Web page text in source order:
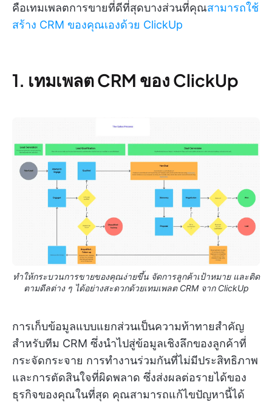
คือเทมเพลตการขายที่ดีที่สุดบางส่วนที่คุณสามารถใช้
สร้าง CRM ของคุณเองด้วย ClickUp
1. เทมเพลต CRM ของ ClickUp
ทำให้กระบวนการขายของคุณง่ายขึ้น จัดการลูกค้าเป้าหมาย และติด
ตามดีลต่าง ๆ ได้อย่างสะดวกด้วยเทมเพลต CRM จาก ClickUp
การเก็บข้อมูลแบบแยกส่วนเป็นความท้าทายสำคัญ
สำหรับทีม CRM ซึ่งนำไปสู่ข้อมูลเชิงลึกของลูกค้าที่
กระจัดกระจาย การทำงานร่วมกันที่ไม่มีประสิทธิภาพ
และการตัดสินใจที่ผิดพลาด ซึ่งส่งผลต่อรายได้ของ
ธุรกิจของคุณในที่สุด คุณสามารถแก้ไขปัญหานี้ได้